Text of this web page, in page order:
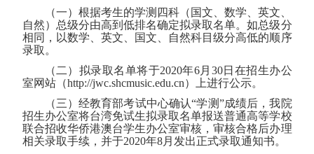
（一）根据考生的学测四科（国文、数学、英文、
自然）总级分由高到低排名确定拟录取名单。如总级分
相同，以数学、英文、国文、自然科目级分高低的顺序
录取。
（二）拟录取名单将于2020年6月 30日在招生办公
室网站（http://jwc.shcmusic.edu.cn）上进行公示。
（三）经教育部考试中心确认“学测”成绩后，我院
招生办公室将台湾免试生拟录取名单报送普通高等学校
联合招收华侨港澳台学生办公室审核，审核合格后办理
相关录取手续，并于2020年8月发出正式录取通知书。